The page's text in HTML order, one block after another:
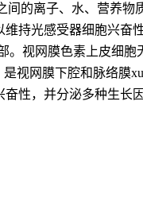
间的离子、水、营养物
持光感受器细胞兴奋
。视网膜色素上皮细胞
视网膜下腔和脉络膜
性，并分泌多种生长